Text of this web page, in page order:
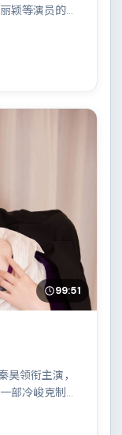
颖等演员的表
烈对撞。全片
99:51
昊领衔主演，
部冷峻克制的
伦理与情感羁
奏上均有突